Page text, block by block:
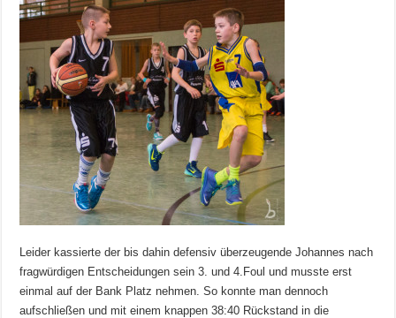
Leider kassierte der bis dahin defensiv überzeugende Johannes nach
fragwürdigen Entscheidungen sein 3. und 4.Foul und musste erst
einmal auf der Bank Platz nehmen. So konnte man dennoch
aufschließen und mit einem knappen 38:40 Rückstand in die